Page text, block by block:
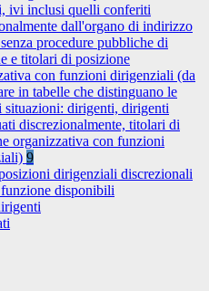
ivi inclusi quelli conferiti
dall'organo di indirizzo
procedure pubbliche di
e titolari di posizione
con funzioni dirigenziali (da
in tabelle che distinguano le
situazioni: dirigenti, dirigenti
discrezionalmente, titolari di
organizzativa con funzioni
9
dirigenziali discrezionali
disponibili